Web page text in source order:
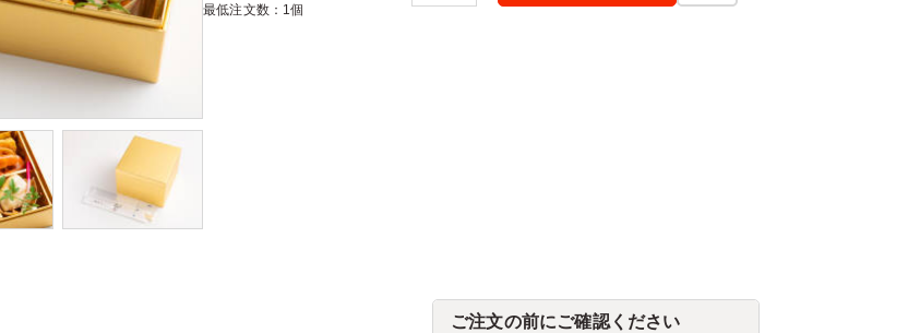
最低注文数：1個
ご注文の前にご確認ください